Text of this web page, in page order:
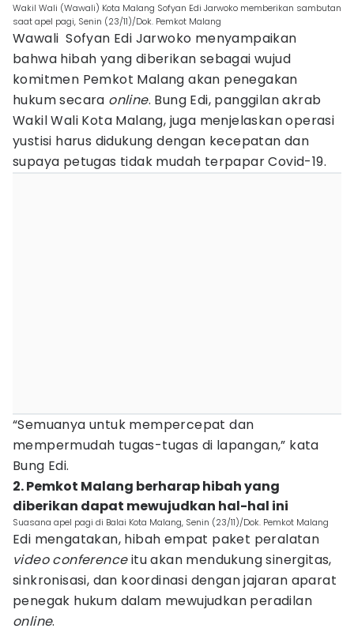
Wakil Wali (Wawali) Kota Malang Sofyan Edi Jarwoko memberikan sambutan
saat apel pagi, Senin (23/11)/Dok. Pemkot Malang
Wawali Sofyan Edi Jarwoko menyampaikan
bahwa hibah yang diberikan sebagai wujud
komitmen Pemkot Malang akan penegakan
hukum secara online. Bung Edi, panggilan akrab
Wakil Wali Kota Malang, juga menjelaskan operasi
yustisi harus didukung dengan kecepatan dan
supaya petugas tidak mudah terpapar Covid-19.
“Semuanya untuk mempercepat dan
mempermudah tugas-tugas di lapangan,” kata
Bung Edi.
2. Pemkot Malang berharap hibah yang
diberikan dapat mewujudkan hal-hal ini
Suasana apel pagi di Balai Kota Malang, Senin (23/11)/Dok. Pemkot Malang
Edi mengatakan, hibah empat paket peralatan
video conferenceitu akan mendukung sinergitas,
sinkronisasi, dan koordinasi dengan jajaran aparat
penegak hukum dalam mewujudkan peradilan
online.